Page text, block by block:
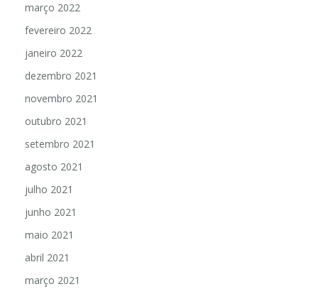
março 2022
fevereiro 2022
janeiro 2022
dezembro 2021
novembro 2021
outubro 2021
setembro 2021
agosto 2021
julho 2021
junho 2021
maio 2021
abril 2021
março 2021